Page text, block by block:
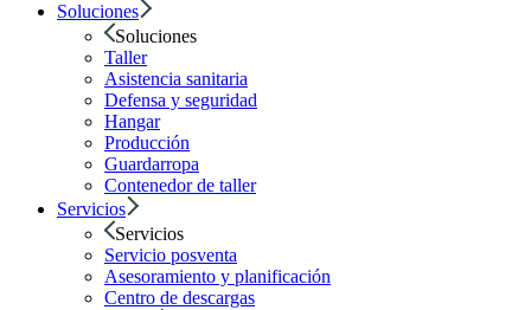
Soluciones
Soluciones
Taller
Asistencia sanitaria
Defensa y seguridad
Hangar
Producción
Guardarropa
Contenedor de taller
Servicios
Servicios
Servicio posventa
Asesoramiento y planificación
Centro de descargas